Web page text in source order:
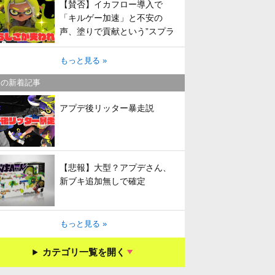
【賛否】イカフロー導入で
「キルゲー加速」と不安の
声、塗りで貢献という”スプラ
らしさ”は失われてしまうのか
もっと見る »
新着記事
アプデ後リッター暴走説
【悲報】大型？アプデさん、
新ブキ追加無しで確定
もっと見る »
カテゴリ一覧を開く